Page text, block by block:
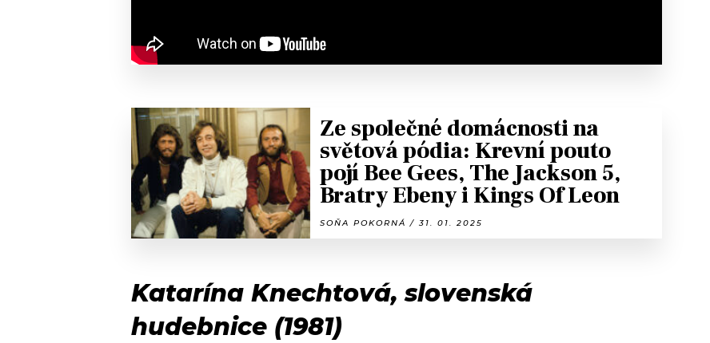
Ze společné domácnosti na
světová pódia: Krevní pouto
pojí Bee Gees, The Jackson 5,
Bratry Ebeny i Kings Of Leon
SOŇA POKORNÁ / 31. 01. 2025
Katarína Knechtová, slovenská
hudebnice (1981)